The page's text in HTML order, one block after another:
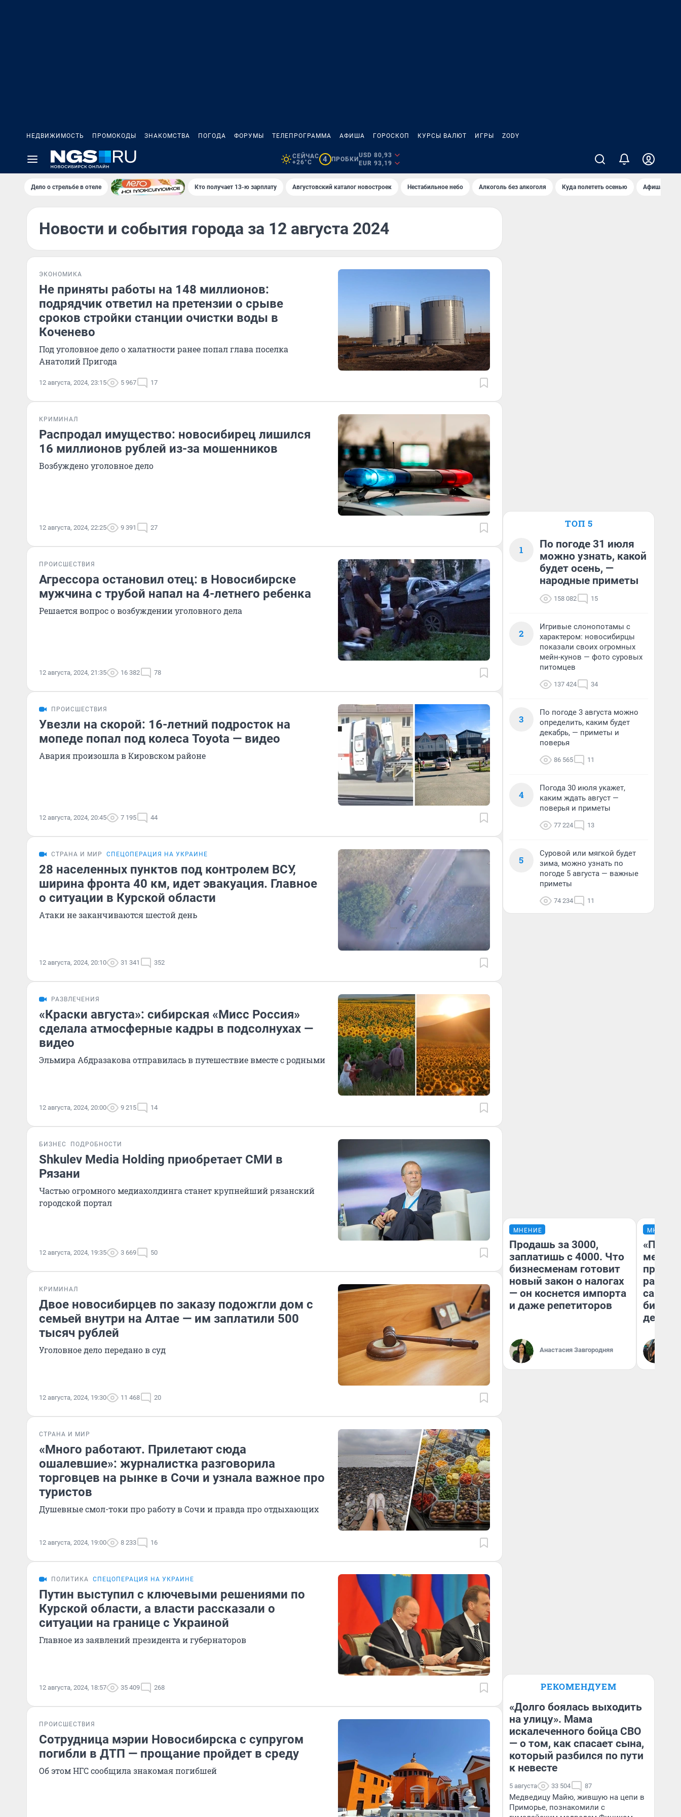
НЕДВИЖИМОСТЬ ПРОМОКОДЫ ЗНАКОМСТВА ПОГОДА ФОРУМЫ ТЕЛЕПРОГРАММА АФИША ГОРОСКОП КУРСЫ ВАЛЮТ ИГРЫ ZODY
СЕЙЧАС
+26°C
4 ПРОБКИ
USD 80,93
EUR 93,19
Дело о стрельбе в отеле Кто получает 13-ю зарплату Августовский каталог новостроек Нестабильное небо Алкоголь без алкоголя Куда полететь осенью Афиша на
Новости и события города за 12 августа 2024
ЭКОНОМИКА
Не приняты работы на 148 миллионов:
подрядчик ответил на претензии о срыве
сроков стройки станции очистки воды в
Коченево
Под уголовное дело о халатности ранее попал глава поселка
Анатолий Пригода
12 августа, 2024, 23:15 5 967 17
КРИМИНАЛ
Распродал имущество: новосибирец лишился
16 миллионов рублей из-за мошенников
Возбуждено уголовное дело
12 августа, 2024, 22:25 9 391 27
ПРОИСШЕСТВИЯ
Агрессора остановил отец: в Новосибирске
мужчина с трубой напал на 4-летнего ребенка
Решается вопрос о возбуждении уголовного дела
12 августа, 2024, 21:35 16 382 78
ПРОИСШЕСТВИЯ
Увезли на скорой: 16-летний подросток на
мопеде попал под колеса Toyota — видео
Авария произошла в Кировском районе
12 августа, 2024, 20:45 7 195 44
СТРАНА И МИР СПЕЦОПЕРАЦИЯ НА УКРАИНЕ
28 населенных пунктов под контролем ВСУ,
ширина фронта 40 км, идет эвакуация. Главное
о ситуации в Курской области
Атаки не заканчиваются шестой день
12 августа, 2024, 20:10 31 341 352
РАЗВЛЕЧЕНИЯ
«Краски августа»: сибирская «Мисс Россия»
сделала атмосферные кадры в подсолнухах —
видео
Эльмира Абдразакова отправилась в путешествие вместе с родными
12 августа, 2024, 20:00 9 215 14
БИЗНЕС ПОДРОБНОСТИ
Shkulev Media Holding приобретает СМИ в
Рязани
Частью огромного медиахолдинга станет крупнейший рязанский
городской портал
12 августа, 2024, 19:35 3 669 50
КРИМИНАЛ
Двое новосибирцев по заказу подожгли дом с
семьей внутри на Алтае — им заплатили 500
тысяч рублей
Уголовное дело передано в суд
12 августа, 2024, 19:30 11 468 20
СТРАНА И МИР
«Много работают. Прилетают сюда
ошалевшие»: журналистка разговорила
торговцев на рынке в Сочи и узнала важное про
туристов
Душевные смол-токи про работу в Сочи и правда про отдыхающих
12 августа, 2024, 19:00 8 233 16
ПОЛИТИКА СПЕЦОПЕРАЦИЯ НА УКРАИНЕ
Путин выступил с ключевыми решениями по
Курской области, а власти рассказали о
ситуации на границе с Украиной
Главное из заявлений президента и губернаторов
12 августа, 2024, 18:57 35 409 268
ПРОИСШЕСТВИЯ
Сотрудница мэрии Новосибирска с супругом
погибли в ДТП — прощание пройдет в среду
Об этом НГС сообщила знакомая погибшей
ТОП 5
1
По погоде 31 июля
можно узнать, какой
будет осень, —
народные приметы
158 082 15
2
Игривые слонопотамы с
характером: новосибирцы
показали своих огромных
мейн-кунов — фото суровых
питомцев
137 424 34
3
По погоде 3 августа можно
определить, каким будет
декабрь, — приметы и
поверья
86 565 11
4
Погода 30 июля укажет,
каким ждать август —
поверья и приметы
77 224 13
5
Суровой или мягкой будет
зима, можно узнать по
погоде 5 августа — важные
приметы
74 234 11
МНЕНИЕ
Продашь за 3000,
заплатишь с 4000. Что
бизнесменам готовит
новый закон о налогах
— он коснется импорта
и даже репетиторов
Анастасия Завгородняя
МНЕНИЕ
самом
РЕКОМЕНДУЕМ
«Долго боялась выходить
на улицу». Мама
искалеченного бойца СВО
— о том, как спасает сына,
который разбился по пути
к невесте
5 августа 33 504 87
Медведицу Майю, жившую на цепи в
Приморье, познакомили с